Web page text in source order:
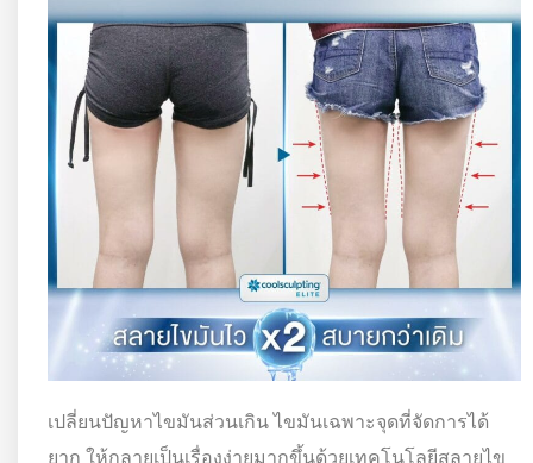
เปลี่ยนปัญหาไขมันส่วนเกิน ไขมันเฉพาะจุดที่จัดการได้
ยาก ให้กลายเป็นเรื่องง่ายมากขึ้นด้วยเทคโนโลยีสลายไข